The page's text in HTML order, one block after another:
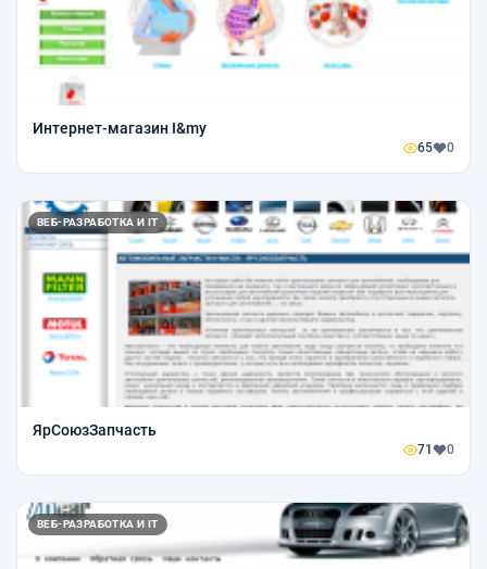
Интернет-магазин I&my
65 0
ВЕБ-РАЗРАБОТКА И IT
ЯрСоюзЗапчасть
71 0
ВЕБ-РАЗРАБОТКА И IT